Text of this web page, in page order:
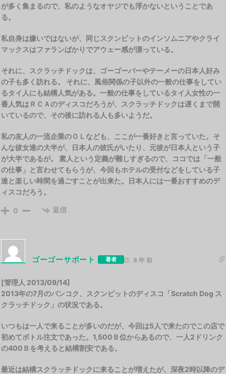
が多く集まるので、私のようなオヤジでも浮かないということであ
る。
私自身は嫌いではないが、同じスクンビットのインソムニアやクライ
マックスはファランばかりでアウェー感が漂っている。
それに、スクラッチドックは、ゴーゴーバーやテーメーの日本人好み
の子も多く訪れる。 それに、風俗関係の子以外の一般の仕事をしてい
るタイ人にも結構人気がある。一般の仕事をしているタイ人女性の一
番人気はＲＣＡのディスコだろうが、スクラッチドックは遅くまで開
いているので、その後に訪れる人も多いようだ。
私の友人の一流企業のＯＬなども、ここが一番好きと言っていた。そ
んな彼女達の大半が、日本人の彼氏がいたり、元彼が日本人という子
が大半であるが。 素人という定義が難しすぎるので、ココでは「一般
の仕事」と言わせてもらうが、今回もホテルの受付などをしている子
達と楽しい時間を過ごすことが出来た。日本人には一番おすすめのデ
ィスコだろう。
0 返信
ゴーゴーサポート 著者 8 年 前
[管理人 2013/09/14]
2013年の7月のバンコク、スクンビットのディスコ「Scratch Dog ス
クラッチドック」の状況である。
いつもは一人で来ることが多いのだが、今回は5人で来たのでこの店で
初めてボトル注文であった。1,500Ｂ位からあるので、一人2ドリンク
の400Ｂを考えると結構割安である。
最近は結構スクラッチドックに来ることが増えたが、深夜2時以降のデ